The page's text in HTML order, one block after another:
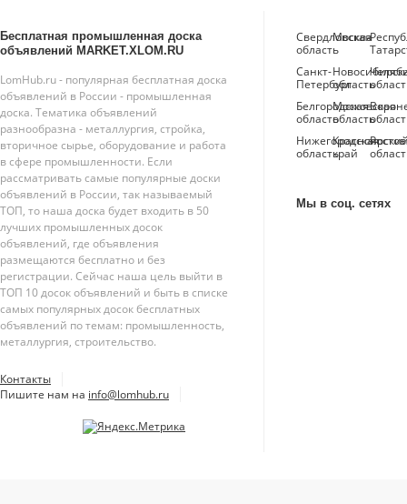
Бесплатная промышленная доска
объявлений MARKET.XLOM.RU
LomHub.ru - популярная бесплатная доска
объявлений в России - промышленная
доска. Тематика объявлений
разнообразна - металлургия, стройка,
вторичное сырье, оборудование и работа
в сфере промышленности. Если
рассматривать самые популярные доски
объявлений в России, так называемый
ТОП, то наша доска будет входить в 50
лучших промышленных досок
объявлений, где объявления
размещаются бесплатно и без
регистрации. Сейчас наша цель выйти в
ТОП 10 досок объявлений и быть в списке
самых популярных досок бесплатных
объявлений по темам: промышленность,
металлургия, строительство.
Контакты
Пишите нам на info@lomhub.ru
Свердловская
область
Москва
Санкт-
Петербургобласть
Белгородская
область
Московская
область
Нижегородская
областькрай
Мы в соц. сетях